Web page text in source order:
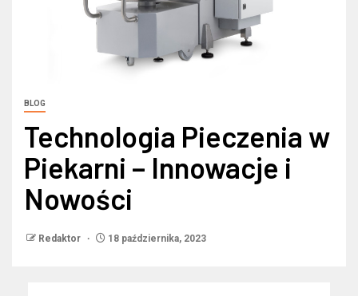
BLOG
Technologia Pieczenia w
Piekarni – Innowacje i
Nowości
Redaktor 18 października, 2023